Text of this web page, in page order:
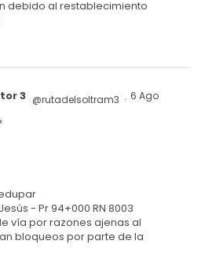
debido al restablecimiento
3 @rutadelsoltram3 · 6 Ago
- Pr 94+000 RN 8003
vía por razones ajenas al
bloqueos por parte de la